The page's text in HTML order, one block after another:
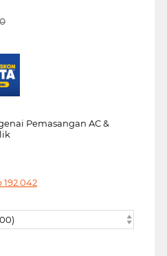
Pemasangan AC &
192.042